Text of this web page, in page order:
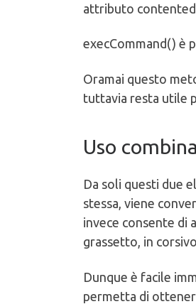
attributo
execCommand() è
Oramai questo
tuttavia resta utile
Uso
Da soli questi due
stessa, viene
invece consente di
grassetto, in
Dunque è facile
permetta di